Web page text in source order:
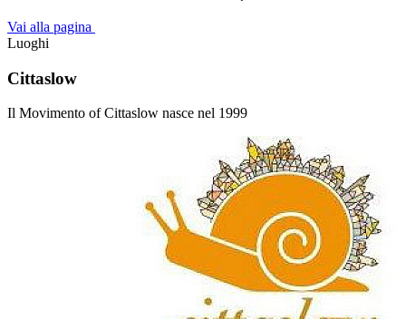
Vai alla pagina
Luoghi
Cittaslow
Il Movimento of Cittaslow nasce nel 1999